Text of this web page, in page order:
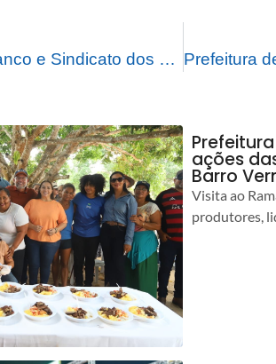
Prefeitura de Rio Branco e Sindicato dos Médicos garantem atendimento exclusivo às crianças com síndrome gripal na Policlínica Barral y Barral
ações
Barro
Visita ao
produtores,